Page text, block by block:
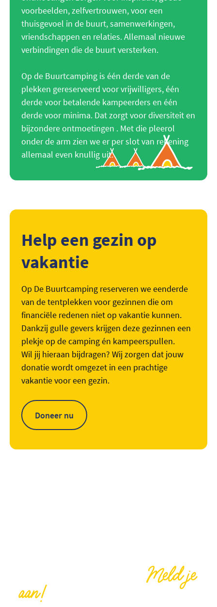
voorbeelden, zelfvertrouwen, voor een
thuisgevoel in de buurt, samenwerkingen,
vriendschappen en relaties. Allemaal nieuwe
verbindingen die de buurt versterken.
Op de Buurtcamping is één derde van de
plekken gereserveerd voor vrijwilligers, één
derde voor betalende kampeerders en één
derde voor minima. Dat zorgt voor diversiteit en
bijzondere ontmoetingen . Met die pleerol
onder de arm zien we er per slot van rekening
allemaal even knullig uit.
Help een gezin op
vakantie
Op De Buurtcamping reserveren we eenderde
van de tentplekken voor gezinnen die om
financiële redenen niet op vakantie kunnen.
Dankzij gulle gevers krijgen deze gezinnen een
plekje op de camping én kampeerspullen.
Wil jij hieraan bijdragen? Wij zorgen dat jouw
donatie wordt omgezet in een prachtige
vakantie voor een gezin.
Doneer nu
Vrijwilliger worden?Meld je
aan!